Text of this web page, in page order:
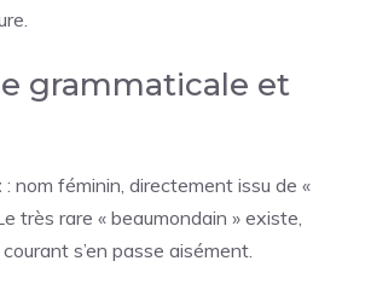
grammaticale et
: nom féminin, directement issu de «
très rare « beaumondain » existe,
s’en passe aisément.